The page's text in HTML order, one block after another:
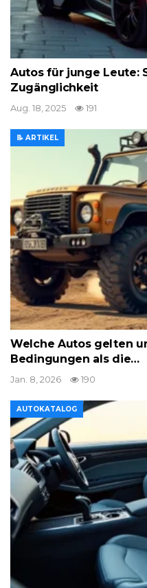
Autos für junge Leute:
Zugänglichkeit
Aug. 18, 2025 191
📝 ARTIKEL
Welche Autos gelten
Bedingungen als die…
Jan. 8, 2026 190
AUTOKATALOG